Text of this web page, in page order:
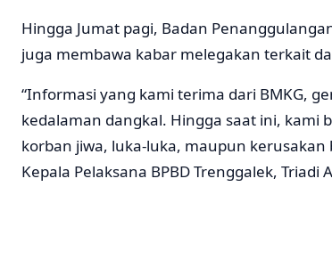
Hingga Jumat pagi, Badan
juga membawa kabar melegakan terkait
“Informasi yang kami terima dari BMKG,
kedalaman dangkal. Hingga saat ini, kami
korban jiwa, luka-luka, maupun
Kepala Pelaksana BPBD Trenggalek, Triadi